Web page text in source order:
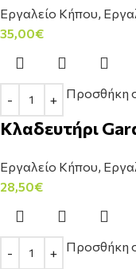
Εργαλείο Κήπου,
35,00€
Προσθήκη
Κλαδευτήρι
Εργαλείο Κήπου,
28,50€
Προσθήκη